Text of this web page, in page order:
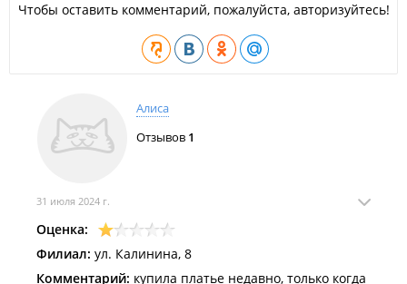
Чтобы оставить комментарий, пожалуйста, авторизуйтесь!
Алиса
Отзывов 1
31 июля 2024 г.
Оценка:
Филиал: ул. Калинина, 8
Комментарий: купила платье недавно, только когда